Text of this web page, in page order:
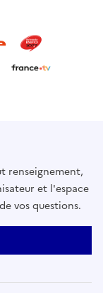
renseignement,
et l'espace
vos questions.